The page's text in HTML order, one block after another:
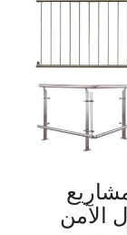
الآمن